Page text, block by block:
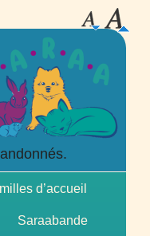
d’accueil
Saraabande